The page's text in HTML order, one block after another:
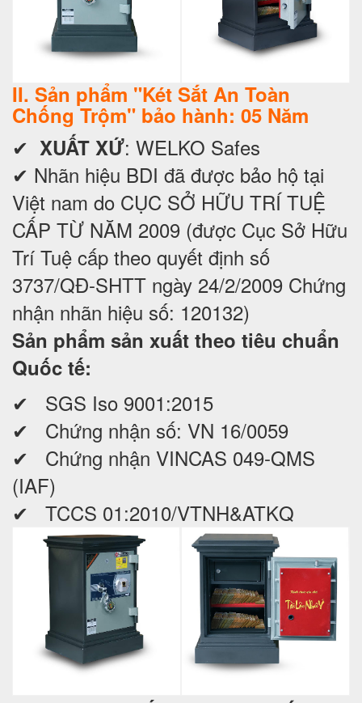
II. Sản phẩm "Két Sắt An Toàn
Chống Trộm" bảo hành: 05 Năm
✔ XUẤT XỨ: WELKO Safes
✔ Nhãn hiệu BDI đã được bảo hộ tại
Việt nam do CỤC SỞ HỮU TRÍ TUỆ
CẤP TỪ NĂM 2009 (được Cục Sở Hữu
Trí Tuệ cấp theo quyết định số
3737/QĐ-SHTT ngày 24/2/2009 Chứng
nhận nhãn hiệu số: 120132)
Sản phẩm sản xuất theo tiêu chuẩn
Quốc tế:
✔ SGS Iso 9001:2015
✔ Chứng nhận số: VN 16/0059
✔ Chứng nhận VINCAS 049-QMS
(IAF)
✔ TCCS 01:2010/VTNH&ATKQ